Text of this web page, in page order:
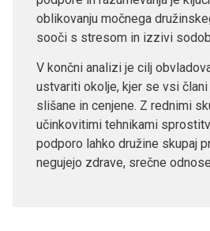
oblikovanju močnega
sooči s stresom in izzivi
V končni analizi je cilj
ustvariti okolje, kjer se vsi
slišane in cenjene. Z rednimi
učinkovitimi tehnikami
podporo lahko družine skupaj
negujejo zdrave, srečne